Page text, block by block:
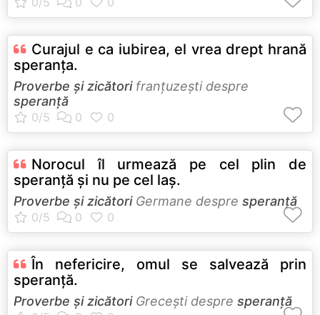
Curajul e ca iubirea, el vrea drept hrană
speranţa.
Proverbe și zicătorifranţuzeşti despre
speranță
Norocul îl urmează pe cel plin de
speranţă şi nu pe cel laş.
Proverbe și zicătoriGermane despre speranță
În nefericire, omul se salvează prin
speranţă.
Proverbe și zicătoriGreceşti despre speranță